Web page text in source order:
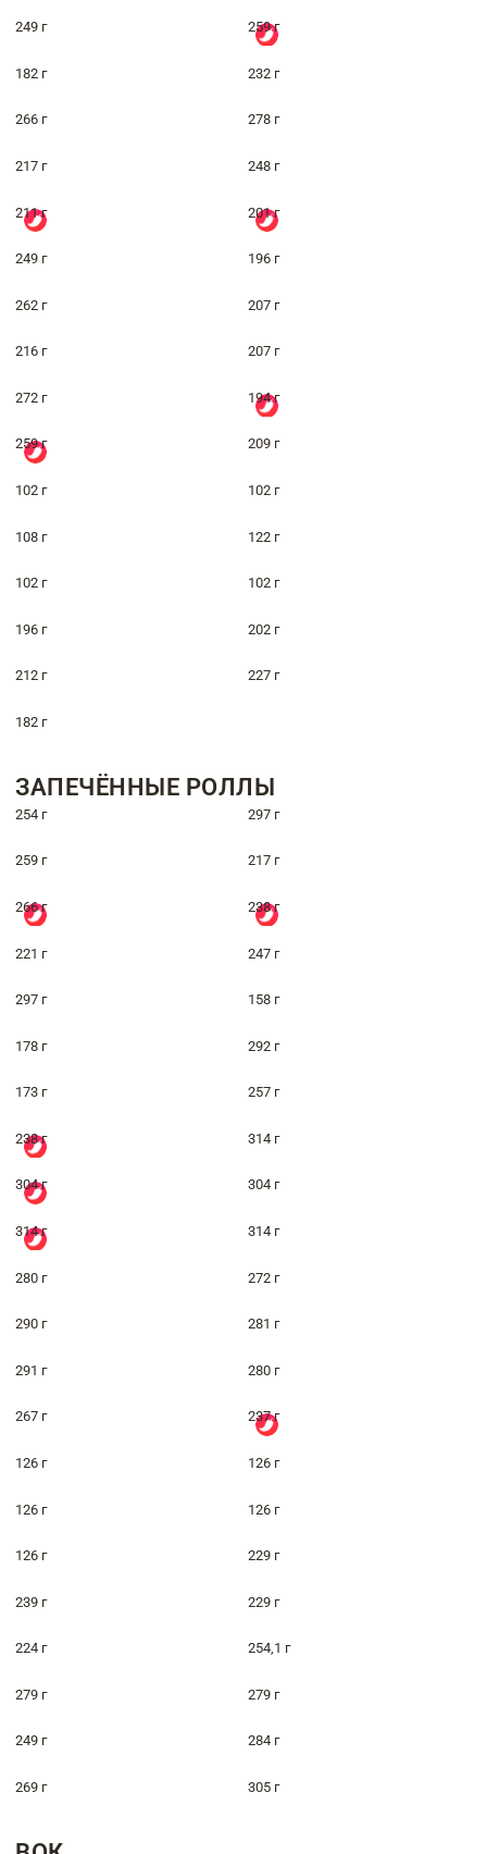
249 г 259 г
182 г 232 г
266 г 278 г
217 г 248 г
211 г 201 г
249 г 196 г
262 г 207 г
216 г 207 г
272 г 194 г
259 г 209 г
102 г 102 г
108 г 122 г
102 г 102 г
196 г 202 г
212 г 227 г
182 г
ЗАПЕЧЁННЫЕ РОЛЛЫ
254 г 297 г
259 г 217 г
266 г 238 г
221 г 247 г
297 г 158 г
178 г 292 г
173 г 257 г
238 г 314 г
304 г 304 г
314 г 314 г
280 г 272 г
290 г 281 г
291 г 280 г
267 г 237 г
126 г 126 г
126 г 126 г
126 г 229 г
239 г 229 г
224 г 254,1 г
279 г 279 г
249 г 284 г
269 г 305 г